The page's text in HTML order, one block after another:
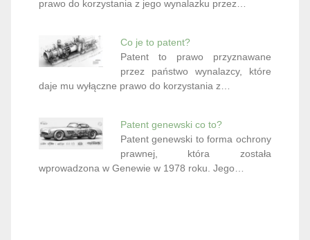
prawo do korzystania z jego wynalazku przez…
Co je to patent?
Patent to prawo przyznawane
przez państwo wynalazcy, które
daje mu wyłączne prawo do korzystania z…
Patent genewski co to?
Patent genewski to forma ochrony
prawnej, która została
wprowadzona w Genewie w 1978 roku. Jego…